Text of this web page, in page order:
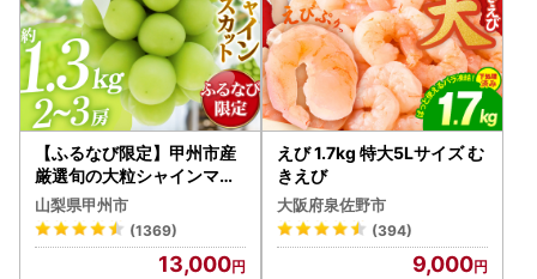
【ふるなび限定】甲州市産
厳選旬の大粒シャインマス
カット 約1.3kg 2～3房【2
026年発送】（MG）B12-
472 FN-Limited-VO シャ
インマスカット フルーツ
山梨県甲州市
(1369)
13,000
えび 1.7kg 特大5Lサイズ む
きえび
大阪府泉佐野市
(394)
9,000